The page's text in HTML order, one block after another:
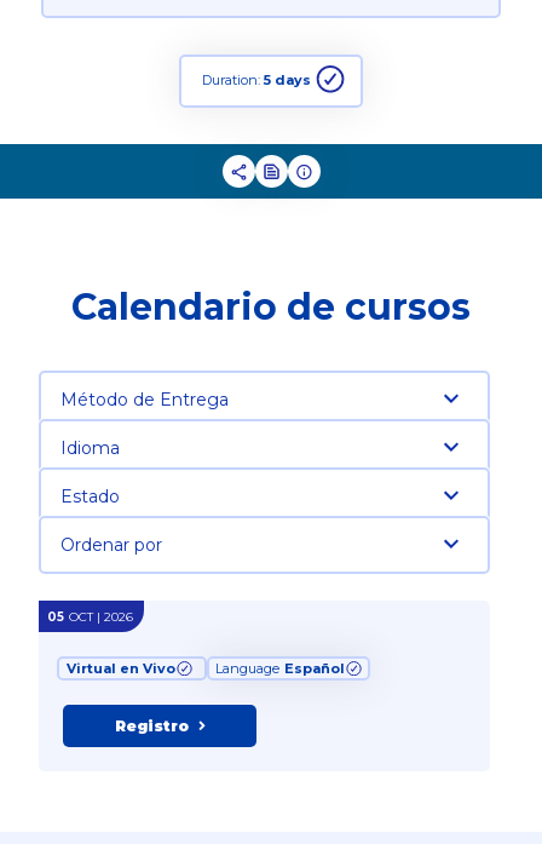
Duration: 5 days
Calendario de cursos
Método de Entrega
Idioma
Estado
Ordenar por
05 OCT | 2026
Virtual en Vivo Language Español
Registro